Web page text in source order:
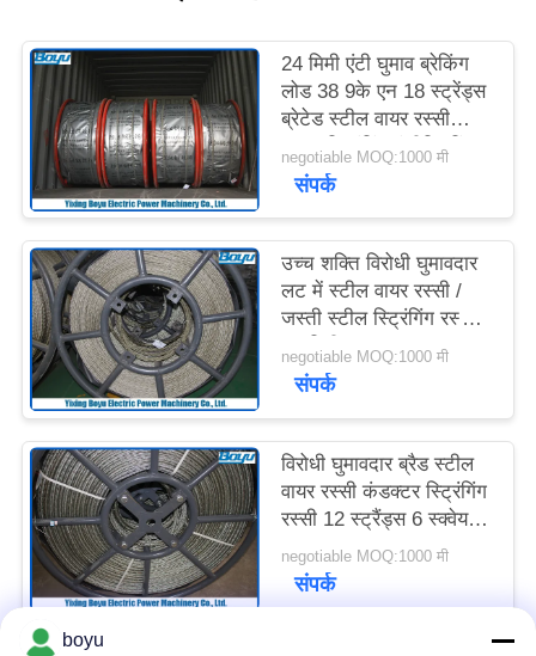
विनती
करे
साइटमैप
PRIVACY
POLICY
24 मिमी एंटी घुमाव ब्रेकिंग
लोड 38 9के एन 18 स्ट्रेंड्स
ब्रेटेड स्टील वायर रस्सी
लाइन स्ट्रिंगिंग इंजीनियरिंग
negotiable MOQ:1000 मी
संपर्क
उच्च शक्ति विरोधी घुमावदार
लट में स्टील वायर रस्सी /
जस्ती स्टील स्ट्रिंगिंग रस्सी
11 मिमी
negotiable MOQ:1000 मी
संपर्क
विरोधी घुमावदार ब्रैड स्टील
वायर रस्सी कंडक्टर स्ट्रिंगिंग
रस्सी 12 स्ट्रैंड्स 6 स्क्वेयर
18 मिमी
negotiable MOQ:1000 मी
संपर्क
boyu